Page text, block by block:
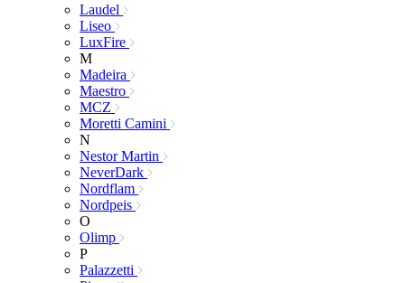
Laudel
Liseo
LuxFire
M
Madeira
Maestro
MCZ
Moretti Camini
N
Nestor Martin
NeverDark
Nordflam
Nordpeis
O
Olimp
P
Palazzetti